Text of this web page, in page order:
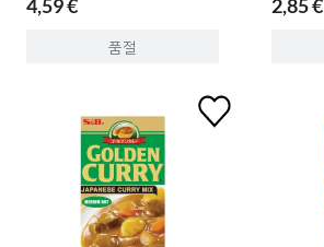
4,59 €
품절
2,85 €